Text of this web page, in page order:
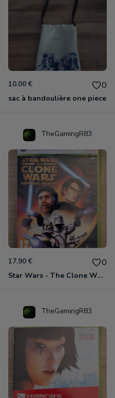
10.00 € 0
sac à bandoulière one piece
TheGamingR83
17.90 € 0
Star Wars - The Clone Wars - Les Héros De La République Xbox 360
TheGamingR83